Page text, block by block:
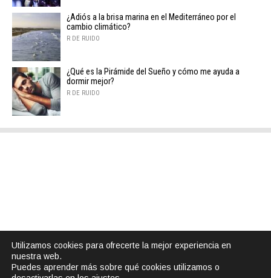
¿Adiós a la brisa marina en el Mediterráneo por el
cambio climático?
R DE RUIDO
¿Qué es la Pirámide del Sueño y cómo me ayuda a
dormir mejor?
R DE RUIDO
Utilizamos cookies para ofrecerte la mejor experiencia en
nuestra web.
Puedes aprender más sobre qué cookies utilizamos o